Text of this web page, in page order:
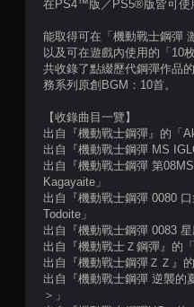
在PS4™版／PS5®版皆可使
能取得可在「機動戰士鋼彈
以及可在遊戲內使用的「10
共收錄了點綴歷代鋼彈作品
務系列原創BGM：10首。
【收錄曲目一覽】
出自『機動戰士鋼彈』的「
出自『機動戰士鋼彈 MS
出自『機動戰士鋼彈 第
Kagayaite」
出自『機動戰士鋼彈 0080
Todoite」
出自『機動戰士鋼彈 0083
出自『機動戰士Ｚ鋼彈』的
出自『機動戰士鋼彈ＺＺ』
出自『機動戰士鋼彈 逆襲的
＞」